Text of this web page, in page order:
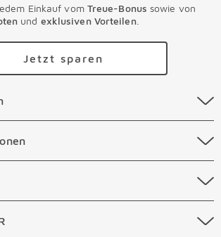
Einkauf vom Treue-Bonus sowie von
und exklusiven Vorteilen.
Jetzt sparen
Überspringen
Überspringen
Überspringen